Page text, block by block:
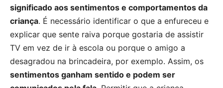
significado aos sentimentos e comportamentos da
criança. É necessário identificar o que a enfureceu e
explicar que sente raiva porque gostaria de assistir
TV em vez de ir à escola ou porque o amigo a
desagradou na brincadeira, por exemplo. Assim, os
sentimentos ganham sentido e podem ser